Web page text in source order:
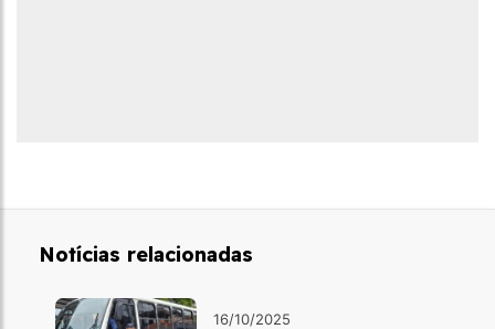
Notícias relacionadas
16/10/2025